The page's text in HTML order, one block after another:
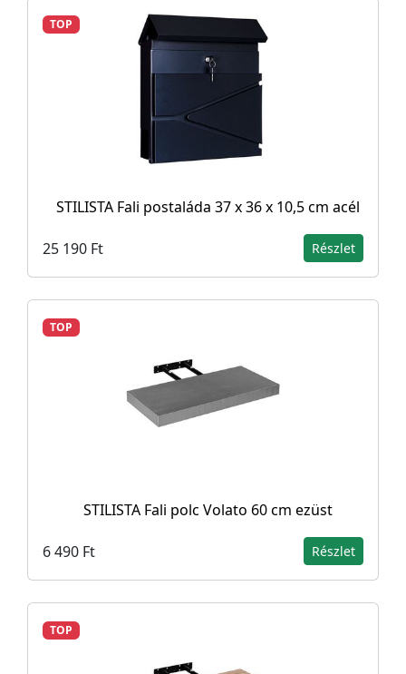
TOP
STILISTA Fali postaláda 37 x 36 x 10,5 cm acél
25 190 Ft Részlet
TOP
STILISTA Fali polc Volato 60 cm ezüst
6 490 Ft Részlet
TOP